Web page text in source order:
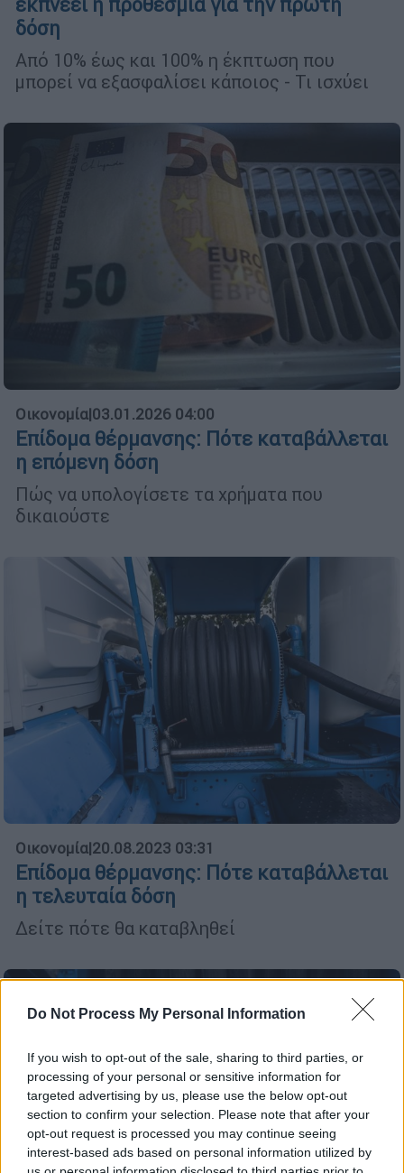
Do Not Process My Personal Information
If you wish to opt-out of the sale, sharing to third parties, or
processing of your personal or sensitive information for
targeted advertising by us, please use the below opt-out
section to confirm your selection. Please note that after your
opt-out request is processed you may continue seeing
interest-based ads based on personal information utilized by
δόση
Από 10% έως και 100% η έκπτωση που
μπορεί να εξασφαλίσει κάποιος - Τι ισχύει
Οικονομία|03.01.2026 04:00
Επίδομα θέρμανσης: Πότε καταβάλλεται
η επόμενη δόση
Πώς να υπολογίσετε τα χρήματα που
δικαιούστε
Οικονομία|20.08.2023 03:31
Επίδομα θέρμανσης: Πότε καταβάλλεται
η τελευταία δόση
Δείτε πότε θα καταβληθεί